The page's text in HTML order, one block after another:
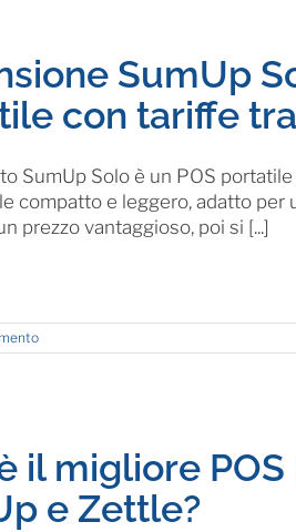
SumUp
con tariffe
SumUp Solo è un POS
compatto e leggero, adatto per
prezzo vantaggioso, poi si [...]
il migliore
e Zettle?